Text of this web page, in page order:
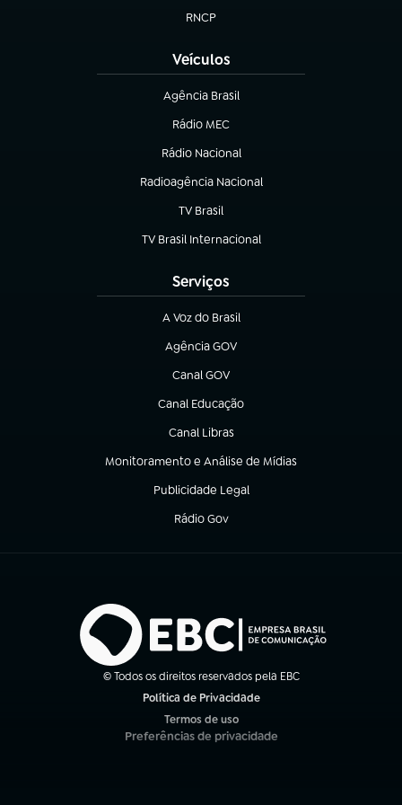
RNCP
(abre em nova aba)
Veículos
Agência Brasil
(abre em nova aba)
Rádio MEC
(abre em nova aba)
Rádio Nacional
Radioagência Nacional
(abre em nova aba)
TV Brasil
(abre em nova aba)
TV Brasil Internacional
(abre em nova aba)
Serviços
A Voz do Brasil
(abre em nova aba)
Agência GOV
(abre em nova aba)
Canal GOV
(abre em nova aba)
Canal Educação
(abre em nova aba)
Canal Libras
(abre em nova aba)
Monitoramento e Análise de Mídias
(abre em nova aba)
Publicidade Legal
(abre em nova aba)
Rádio Gov
(abre em nova aba)
© Todos os direitos reservados pela EBC
Política de Privacidade
Termos de uso
(abre em nova aba)
Preferências de privacidade